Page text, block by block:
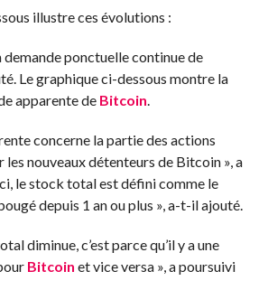
illustre ces évolutions :
demande ponctuelle continue de
Le graphique ci-dessous montre la
apparente de Bitcoin.
concerne la partie des actions
les nouveaux détenteurs de Bitcoin », a
le stock total est défini comme le
depuis 1 an ou plus », a-t-il ajouté.
diminue, c’est parce qu’il y a une
Bitcoin et vice versa », a poursuivi